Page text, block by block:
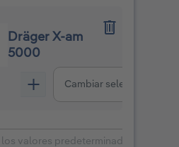
Dräger X-am
5000
Cambiar selección
los valores predeterminados